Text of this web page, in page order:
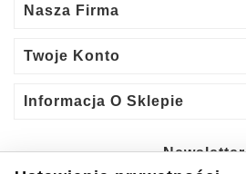
Nasza Firma
Twoje Konto
Informacja O Sklepie
Newsletter